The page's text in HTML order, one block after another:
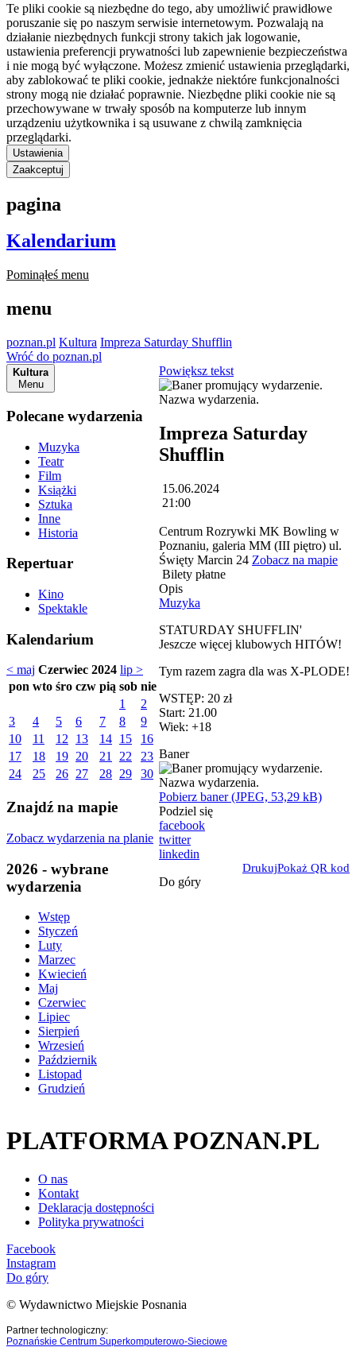
Te pliki cookie są niezbędne do tego, aby umożliwić prawidłowe
poruszanie się po naszym serwisie internetowym. Pozwalają na
działanie niezbędnych funkcji strony takich jak logowanie,
ustawienia preferencji prywatności lub zapewnienie bezpieczeństwa
i nie mogą być wyłączone. Możesz zmienić ustawienia przeglądarki,
aby zablokować te pliki cookie, jednakże niektóre funkcjonalności
strony mogą nie działać poprawnie. Niezbędne pliki cookie nie są
przechowywane w trwały sposób na komputerze lub innym
urządzeniu użytkownika i są usuwane z chwilą zamknięcia
przeglądarki.
Ustawienia
Zaakceptuj
pagina
Kalendarium
Pominąłeś menu
menu
poznan.pl Kultura Impreza Saturday Shufflin
Wróć do poznan.pl
Kultura
Menu
Polecane wydarzenia
Muzyka
Teatr
Film
Książki
Sztuka
Inne
Historia
Repertuar
Kino
Spektakle
Kalendarium
< maj Czerwiec 2024 lip >
pon wto śro czw pią sob nie
1
2
3
4 5 6 7 8
9
10
11 12 13 14 15
16
17
18 19 20 21 22
23
24
25 26 27 28 29 30
Znajdź na mapie
Zobacz wydarzenia na planie
2026 - wybrane
wydarzenia
Wstęp
Styczeń
Luty
Marzec
Kwiecień
Maj
Czerwiec
Lipiec
Sierpień
Wrzesień
Październik
Listopad
Grudzień
Powiększ tekst
Impreza Saturday
Shufflin
15.06.2024
21:00
Centrum Rozrywki MK Bowling w
Poznaniu, galeria MM (III piętro) ul.
Święty Marcin 24 Zobacz na mapie
Bilety płatne
Opis
Muzyka
STATURDAY SHUFFLIN'
Jeszcze więcej klubowych HITÓW!
Tym razem zagra dla was X-PLODE!
WSTĘP: 20 zł
Start: 21.00
Wiek: +18
Baner
Pobierz baner (JPEG, 53,29 kB)
Podziel się
facebook
twitter
linkedin
DrukujPokaż QR kod
Do góry
PLATFORMA POZNAN.PL
O nas
Kontakt
Deklaracja dostępności
Polityka prywatności
Facebook
Instagram
Do góry
© Wydawnictwo Miejskie Posnania
Partner technologiczny:
Poznańskie Centrum Superkomputerowo-Sieciowe